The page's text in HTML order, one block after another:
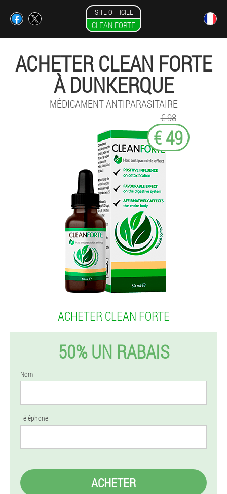
SITE OFFICIEL
CLEAN FORTE
ACHETER CLEAN FORTE
À DUNKERQUE
MÉDICAMENT ANTIPARASITAIRE
€ 98
€ 49
ACHETER CLEAN FORTE
50% UN RABAIS
Nom
Téléphone
ACHETER